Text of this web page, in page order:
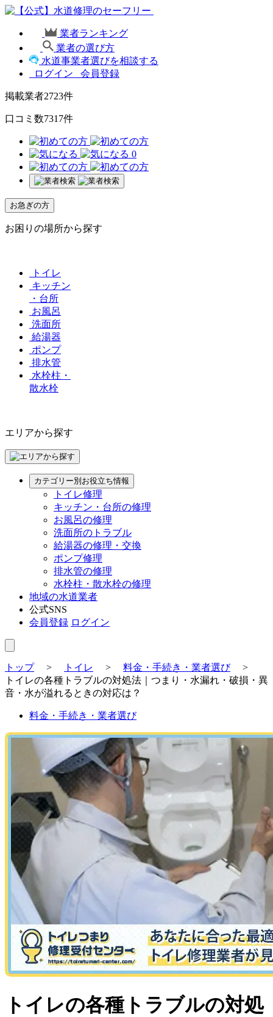
業者ランキング
業者の選び方
水道事業者選びを相談する
ログイン
会員登録
掲載業者2723件
口コミ数7317件
0
お急ぎの方
お困りの場所から探す
トイレ
キッチン
・台所
お風呂
洗面所
給湯器
ポンプ
排水管
水栓柱・
散水栓
エリアから探す
カテゴリー別お役立ち情報
トイレ修理
キッチン・台所の修理
お風呂の修理
洗面所のトラブル
給湯器の修理・交換
ポンプ修理
排水管の修理
水栓柱・散水栓の修理
地域の水道業者
公式SNS
会員登録 ログイン
トップ> トイレ > 料金・手続き・業者選び>
トイレの各種トラブルの対処法｜つまり・水漏れ・破損・異
音・水が溢れるときの対応は？
料金・手続き・業者選び
トイレの各種トラブルの対処